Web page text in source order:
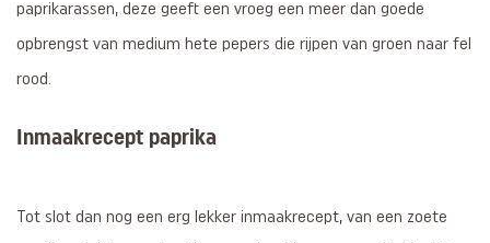
paprikarassen, deze geeft een vroeg een meer dan goede
opbrengst van medium hete pepers die rijpen van groen naar fel
rood.
Inmaakrecept paprika
Tot slot dan nog een erg lekker inmaakrecept, van een zoete